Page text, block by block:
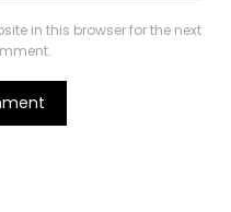
in this browser for the next